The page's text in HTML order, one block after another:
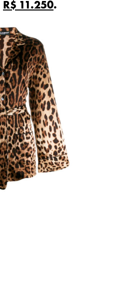
R$ 11.250.